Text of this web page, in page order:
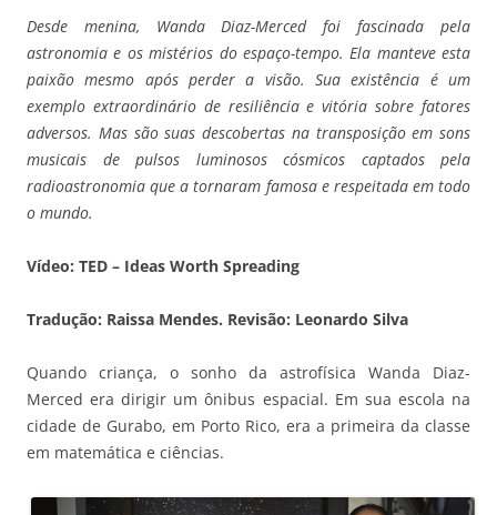
Desde menina, Wanda Diaz-Merced foi fascinada pela
astronomia e os mistérios do espaço-tempo. Ela manteve esta
paixão mesmo após perder a visão. Sua existência é um
exemplo extraordinário de resiliência e vitória sobre fatores
adversos. Mas são suas descobertas na transposição em sons
musicais de pulsos luminosos cósmicos captados pela
radioastronomia que a tornaram famosa e respeitada em todo
o mundo.
Vídeo: TED – Ideas Worth Spreading
Tradução: Raissa Mendes. Revisão: Leonardo Silva
Quando criança, o sonho da astrofísica Wanda Diaz-
Merced era dirigir um ônibus espacial. Em sua escola na
cidade de Gurabo, em Porto Rico, era a primeira da classe
em matemática e ciências.